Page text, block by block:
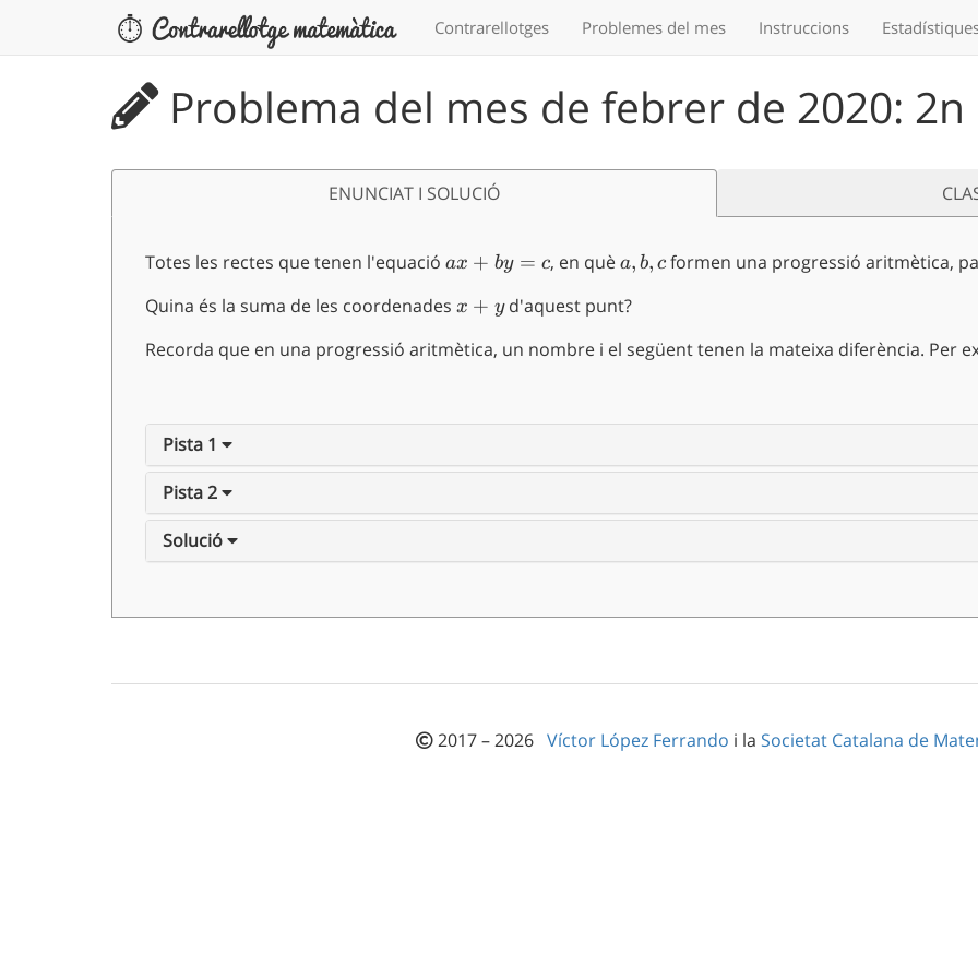
Contrarellotges Problemes del mes Instruccions
Problema del mes de febrer de 2020: 2n
ENUNCIAT I SOLUCIÓ
Totes les rectes que tenen l'equació ax+by=c
ax + by = c, en quèa,b,c
a, b, c formen una progressió aritmètica,
Quina és la suma de les coordenades x+y
x + yd'aquest punt?
Recorda que en una progressió aritmètica, un nombre i el següent tenen la mateixa diferència. Per
Pista 1
Pista 2
Solució
2017 – 2026 Víctor López Ferrando i la Societat Catalana de